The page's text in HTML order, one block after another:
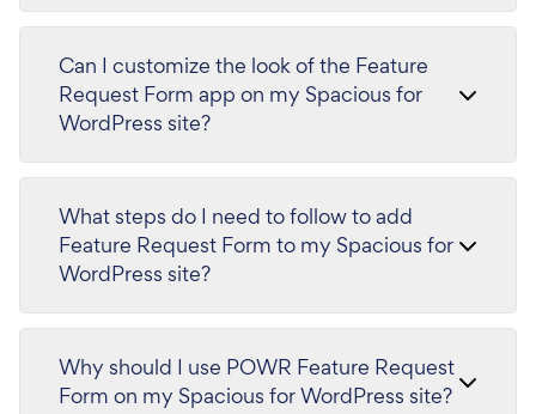
Can I customize the look of the Feature
Request Form app on my Spacious for
WordPress site?
What steps do I need to follow to add
Feature Request Form to my Spacious for
WordPress site?
Why should I use POWR Feature Request
Form on my Spacious for WordPress site?